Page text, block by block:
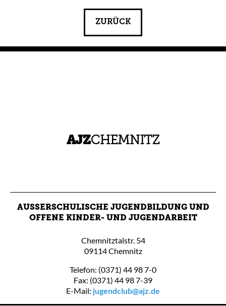
ZURÜCK
AUSSERSCHULISCHE JUGENDBILDUNG UND O
FFENE KINDER- UND JUGENDARBEIT
Chemnitztalstr. 54
09114 Chemnitz
Telefon: (0371) 44 98 7-0
Fax: (0371) 44 98 7-39
E-Mail: jugendclub@ajz.de